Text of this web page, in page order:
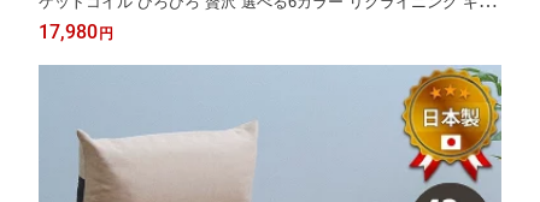
日本製 在宅勤務 テレワーク ハイバック おしゃれ ローソファー
ワイド 座面 大きい チェアー 一人掛け
17,980 円